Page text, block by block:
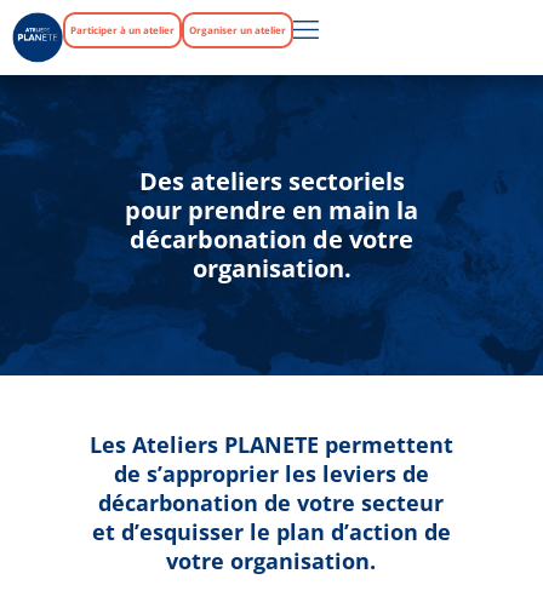
Participer à un atelier Organiser un atelier
Des ateliers sectoriels
pour prendre en main la
décarbonation de votre
organisation.
Les Ateliers PLANETE permettent
de s’approprier les leviers de
décarbonation de votre secteur
et d’esquisser le plan d’action de
votre organisation.